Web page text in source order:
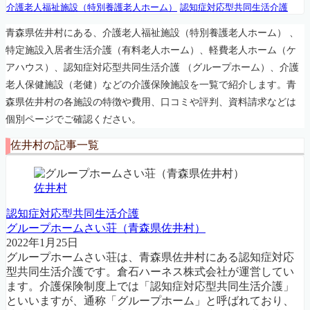
介護老人福祉施設（特別養護老人ホーム） 認知症対応型共同生活介護
青森県佐井村にある、介護老人福祉施設（特別養護老人ホーム） 、
特定施設入居者生活介護（有料老人ホーム）、軽費老人ホーム（ケ
アハウス）、認知症対応型共同生活介護 （グループホーム）、介護
老人保健施設（老健）などの介護保険施設を一覧で紹介します。青
森県佐井村の各施設の特徴や費用、口コミや評判、資料請求などは
個別ページでご確認ください。
佐井村の記事一覧
佐井村
認知症対応型共同生活介護
グループホームさい荘（青森県佐井村）
2022年1月25日
グループホームさい荘は、青森県佐井村にある認知症対応
型共同生活介護です。倉石ハーネス株式会社が運営してい
ます。介護保険制度上では「認知症対応型共同生活介護」
といいますが、通称「グループホーム」と呼ばれており、